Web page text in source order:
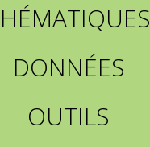
DONNÉES
OUTILS